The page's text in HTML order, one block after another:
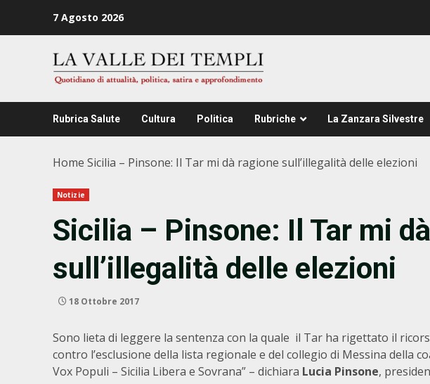
7 Agosto 2026
Rubrica Salute Cultura Politica Rubriche La Zanzara Silvestre
Home Sicilia – Pinsone: Il Tar mi dà ragione sull’illegalità delle elezioni
Notizie
Sicilia – Pinsone: Il Tar mi
sull’illegalità delle elezioni
18 Ottobre 2017
Sono lieta di leggere la sentenza con la quale il Tar ha rigettato il
contro l’esclusione della lista regionale e del collegio di Messina della
Vox Populi – Sicilia Libera e Sovrana” – dichiara Lucia Pinsone,